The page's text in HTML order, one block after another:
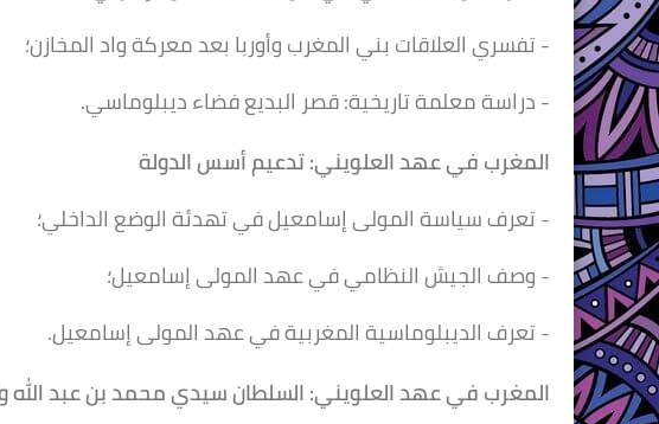
- تفسري العلاقات بني المغرب وأوربا بعد معركة واد المخازن؛
- دراسة معلمة تاريخية: قصر البديع فضاء ديبلوماسي.
المغرب في عهد العلويني:تدعيم أسس الدولة
- تعرف سياسة المولى إسامعيل في تهدئة الوضع الداخلي؛
- وصف الجيش النظامي في عهد المولى إسامعيل؛
- تعرف الديبلوماسية المغربية في عهد المولى إسامعيل.
المغرب في عهد العلويني:السلطان سيدي محمدبن عبد الله